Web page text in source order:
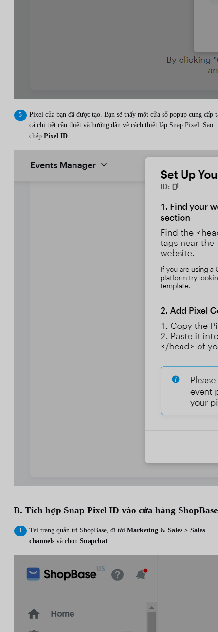
Pixel của bạn đã được tạo. Bạn sẽ thấy một cửa sổ popup cung cấp
cả chi tiết cần thiết và hướng dẫn về cách thiết lập Snap Pixel. Sao
chép Pixel ID
B. Tích hợp Snap Pixel ID vào cửa hàng ShopBase
Tại trang quản trị ShopBase, đi tới Marketing & Sales > Sales
channels và chọn Snapchat.